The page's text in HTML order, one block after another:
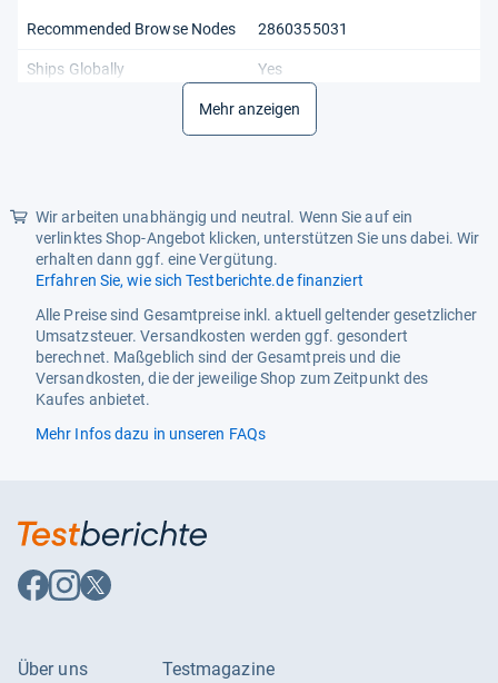
Recommended Browse Nodes 2860355031
Ships Globally Yes
One Size
Unit Count 1.0
Weight 0.29 Pounds
Mehr anzeigen
Wir arbeiten unabhängig und neutral. Wenn Sie auf ein
verlinktes Shop-Angebot klicken, unterstützen Sie uns dabei. Wir
erhalten dann ggf. eine Vergütung.
Erfahren Sie, wie sich Testberichte.de finanziert
Alle Preise sind Gesamtpreise inkl. aktuell geltender gesetzlicher
Umsatzsteuer. Versandkosten werden ggf. gesondert
berechnet. Maßgeblich sind der Gesamtpreis und die
Versandkosten, die der jeweilige Shop zum Zeitpunkt des
Kaufes anbietet.
Mehr Infos dazu in unseren FAQs
Auf
Facebook
Auf
Instagram
Auf
X
Über uns Testmagazine